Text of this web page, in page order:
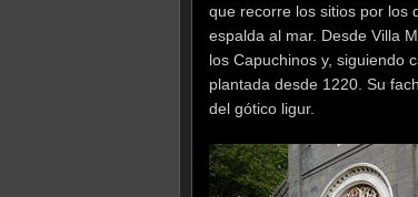
que recorre los sitios por los
espalda al mar. Desde Villa
los Capuchinos y, siguiendo
plantada desde 1220. Su
del gótico ligur.